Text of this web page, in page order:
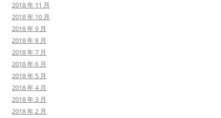
2018 年 11 月
2018 年 10 月
2018 年 9 月
2018 年 8 月
2018 年 7 月
2018 年 6 月
2018 年 5 月
2018 年 4 月
2018 年 3 月
2018 年 2 月